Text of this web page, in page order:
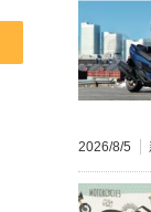
2026/8/5